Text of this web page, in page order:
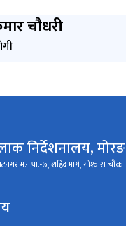
चौधरी
निर्देशनालय, मोरङ
म.न.पा.-७, शहिद मार्ग, गोश्‍वारा चौक